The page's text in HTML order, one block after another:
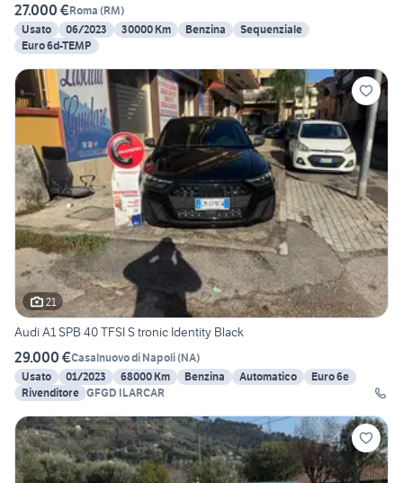
27.000 €Roma (RM)
Usato
06/2023 30000 Km Benzina
Sequenziale
Euro 6d-TEMP
21
Audi A1 SPB 40 TFSI S tronic Identity Black
29.000 €Casalnuovo di Napoli(NA)
Usato
01/2023 68000 Km Benzina Automatico
Euro 6e
Rivenditore GFGD ILARCAR